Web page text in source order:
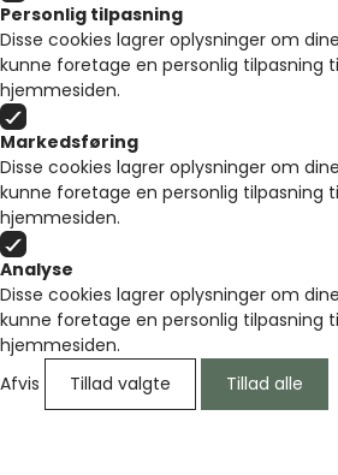
Personlig tilpasning
Disse cookies lagrer oplysninger om
kunne foretage en personlig tilpasning
hjemmesiden.
Markedsføring
Disse cookies lagrer oplysninger om
kunne foretage en personlig tilpasning
hjemmesiden.
Analyse
Disse cookies lagrer oplysninger om
kunne foretage en personlig tilpasning
hjemmesiden.
Afvis
Tillad valgte Tillad alle